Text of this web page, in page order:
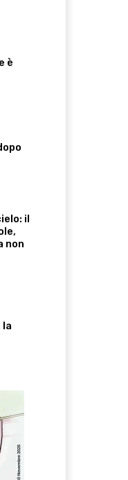
è
il
non
la